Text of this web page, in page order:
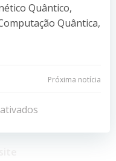
Quântico,
Quântica,
Próxima notícia